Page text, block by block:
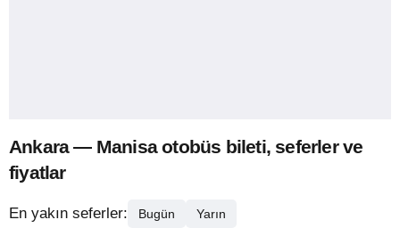
Ankara — Manisa otobüs bileti, seferler ve
fiyatlar
En yakın seferler: Bugün Yarın